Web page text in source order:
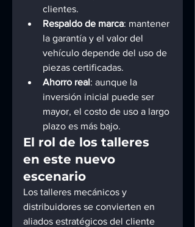
clientes.
Respaldo de marca: mantener
la garantía y el valor del
vehículo depende del uso de
piezas certificadas.
Ahorro real: aunque la
inversión inicial puede ser
mayor, el costo de uso a largo
plazo es más bajo.
El rol de los talleres
en este nuevo
escenario
Los talleres mecánicos y
distribuidores se convierten en
aliados estratégicos del cliente